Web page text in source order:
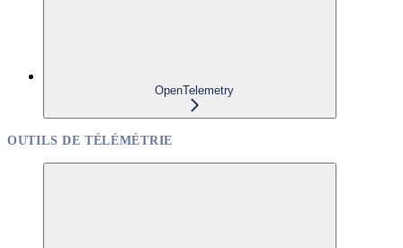
OpenTelemetry
OUTILS DE TÉLÉMÉTRIE